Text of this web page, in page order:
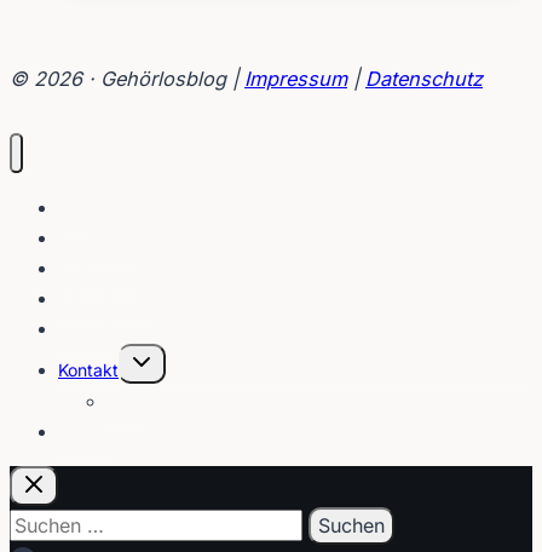
© 2026 · Gehörlosblog | Impressum| Datenschutz
Kontakt
Untermenü
umschalten
Suchen